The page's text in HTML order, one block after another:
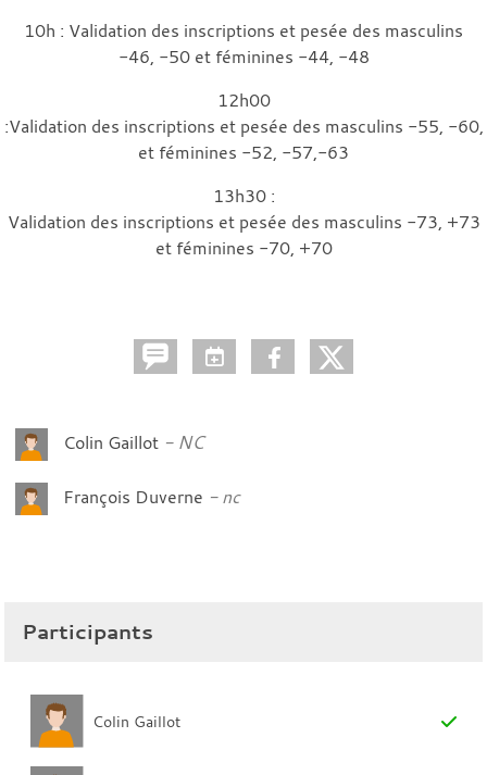
10h : Validation des inscriptions et pesée des masculins
-46, -50 et féminines -44, -48
12h00
:Validation des inscriptions et pesée des masculins -55, -
et féminines -52, -57,-63
13h30 :
Validation des inscriptions et pesée des masculins -73, +73
et féminines -70, +70
Colin Gaillot NC
François Duverne nc
Participants
Colin Gaillot